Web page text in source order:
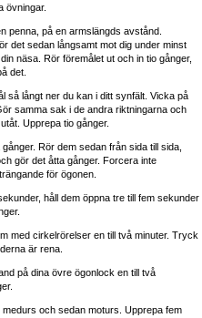
övningar.
penna, på en armslängds avstånd.
det sedan långsamt mot dig under minst
näsa. Rör föremålet ut och in tio gånger,
det.
så långt ner du kan i ditt synfält. Vicka på
samma sak i de andra riktningarna och
Upprepa tio gånger.
Rör dem sedan från sida till sida,
gör det åtta gånger. Forcera inte
för ögonen.
håll dem öppna tre till fem sekunder
med cirkelrörelser en till två minuter. Tryck
är rena.
på dina övre ögonlock en till två
och sedan moturs. Upprepa fem